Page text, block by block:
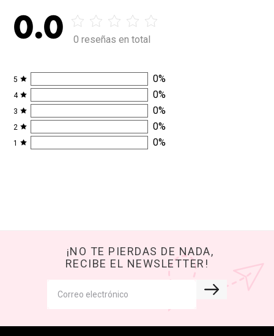
0.0 0 reseñas en total
5 0%
4 0%
3 0%
2 0%
1 0%
¡NO TE PIERDAS DE NADA,
RECIBE EL NEWSLETTER!